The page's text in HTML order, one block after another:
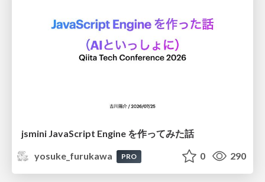
jsmini JavaScript Engine を作ってみた話
yosuke_furukawa
PRO 0 290